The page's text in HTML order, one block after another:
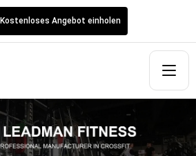
Kostenloses Angebot einholen